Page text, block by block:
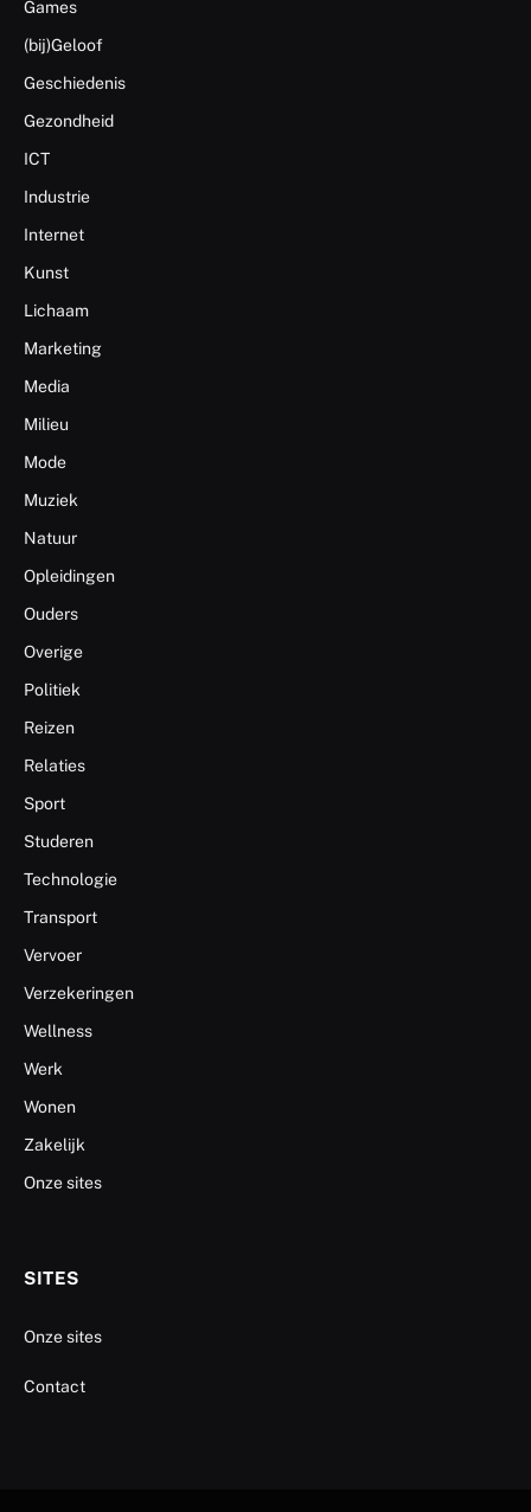
Games
(bij)Geloof
Geschiedenis
Gezondheid
ICT
Industrie
Internet
Kunst
Lichaam
Marketing
Media
Milieu
Mode
Muziek
Natuur
Opleidingen
Ouders
Overige
Politiek
Reizen
Relaties
Sport
Studeren
Technologie
Transport
Vervoer
Verzekeringen
Wellness
Werk
Wonen
Zakelijk
Onze sites
SITES
Onze sites
Contact